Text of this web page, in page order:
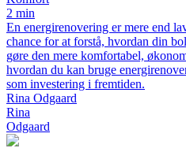
2 min
En energirenovering er mere end
chance for at forstå, hvordan din
gøre den mere komfortabel,
hvordan du kan bruge
som investering i fremtiden.
Rina Odgaard
Rina
Odgaard